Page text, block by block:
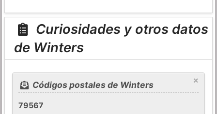
Curiosidades y otros datos
de Winters
×
Códigos postales de Winters
79567